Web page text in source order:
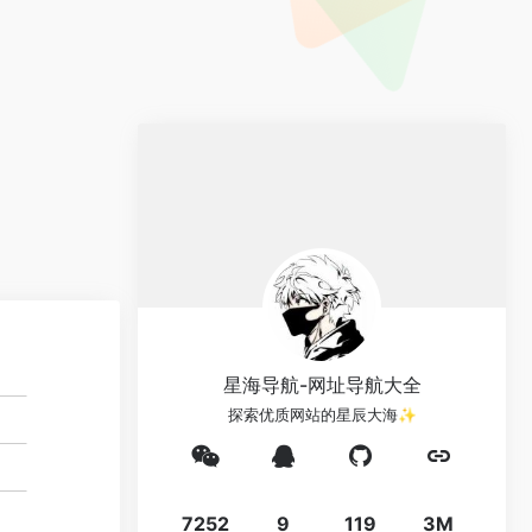
星海导航-网址导航大全
探索优质网站的星辰大海✨
7252 9 119 3M